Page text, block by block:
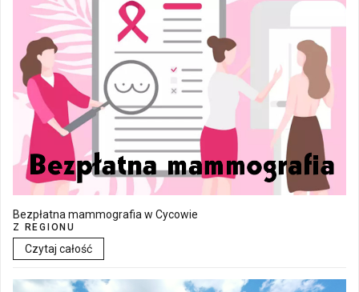
Bezpłatna mammografia w Cycowie
Z REGIONU
Czytaj całość